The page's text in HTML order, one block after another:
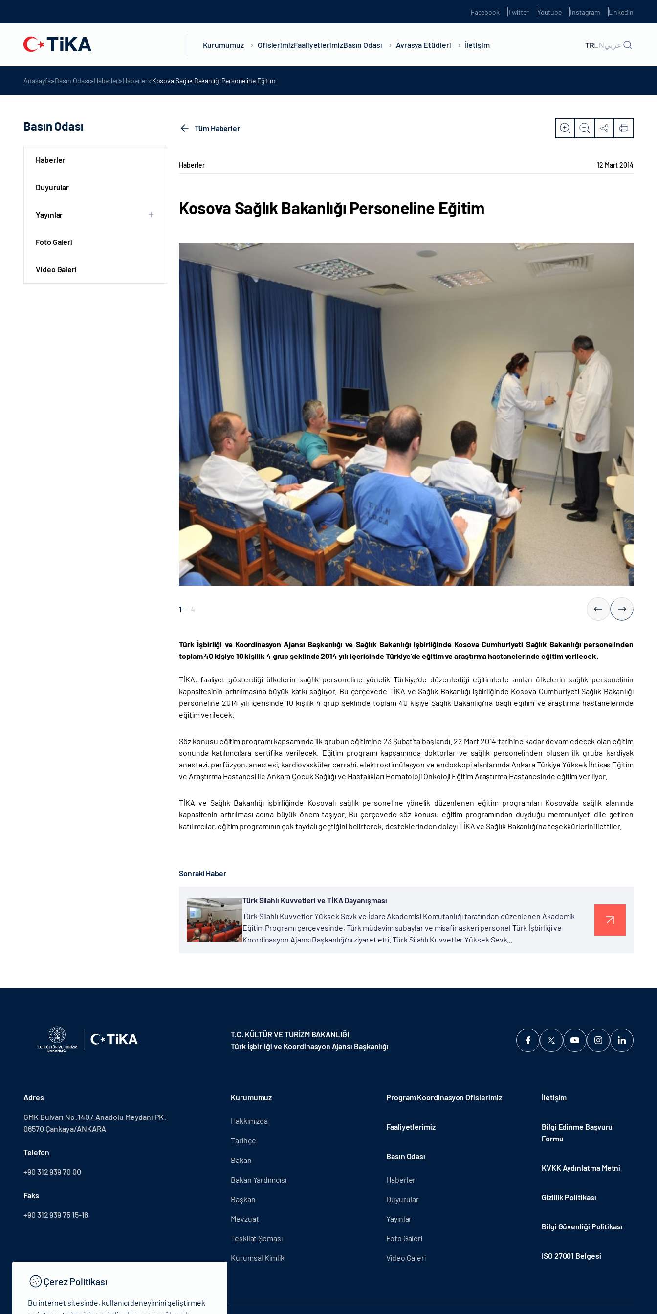
Facebook Twitter Youtube Instagram Linkedin
Kurumumuz OfislerimizFaaliyetlerimizBasın Odası Avrasya Etüdleri İletişim TRENعربي
Anasayfa»Basın Odası»Haberler»Haberler»Kosova Sağlık Bakanlığı Personeline Eğitim
Basın Odası
Haberler
Duyurular
Yayınlar
Foto Galeri
Video Galeri
Tüm Haberler
Haberler 12 Mart 2014
Kosova Sağlık Bakanlığı Personeline Eğitim
1 - 4
Türk İşbirliği ve Koordinasyon Ajansı Başkanlığı ve Sağlık Bakanlığı işbirliğinde Kosova Cumhuriyeti Sağlık Bakanlığı personelinden
toplam 40 kişiye 10 kişilik 4 grup şeklinde 2014 yılı içerisinde Türkiye’de eğitim ve araştırma hastanelerinde eğitim verilecek.
TİKA, faaliyet gösterdiği ülkelerin sağlık personeline yönelik Türkiye’de düzenlediği eğitimlerle anılan ülkelerin sağlık personelinin
kapasitesinin artırılmasına büyük katkı sağlıyor. Bu çerçevede TİKA ve Sağlık Bakanlığı işbirliğinde Kosova Cumhuriyeti Sağlık Bakanlığı
personeline 2014 yılı içerisinde 10 kişilik 4 grup şeklinde toplam 40 kişiye Sağlık Bakanlığı’na bağlı eğitim ve araştırma hastanelerinde
eğitim verilecek.
Söz konusu eğitim programı kapsamında ilk grubun eğitimine 23 Şubat’ta başlandı. 22 Mart 2014 tarihine kadar devam edecek olan eğitim
sonunda katılımcılara sertifika verilecek. Eğitim programı kapsamında doktorlar ve sağlık personelinden oluşan ilk gruba kardiyak
anestezi, perfüzyon, anestesi, kardiovasküler cerrahi, elektrostimülasyon ve endoskopi alanlarında Ankara Türkiye Yüksek İhtisas Eğitim
ve Araştırma Hastanesi ile Ankara Çocuk Sağlığı ve Hastalıkları Hematoloji Onkoloji Eğitim Araştırma Hastanesinde eğitim veriliyor.
TİKA ve Sağlık Bakanlığı işbirliğinde Kosovalı sağlık personeline yönelik düzenlenen eğitim programları Kosova’da sağlık alanında
kapasitenin artırılması adına büyük önem taşıyor. Bu çerçevede söz konusu eğitim programından duyduğu memnuniyeti dile getiren
katılımcılar, eğitim programının çok faydalı geçtiğini belirterek, desteklerinden dolayı TİKA ve Sağlık Bakanlığı’na teşekkürlerini ilettiler.
Sonraki Haber
Türk Silahlı Kuvvetleri ve TİKA Dayanışması
Türk Silahlı Kuvvetler Yüksek Sevk ve İdare Akademisi Komutanlığı tarafından düzenlenen Akademik
Eğitim Programı çerçevesinde, Türk müdavim subaylar ve misafir askeri personel Türk İşbirliği ve
Koordinasyon Ajansı Başkanlığı’nı ziyaret etti. Türk Silahlı Kuvvetler Yüksek Sevk...
T.C. KÜLTÜR VE TURİZM BAKANLIĞI
Türk İşbirliği ve Koordinasyon Ajansı Başkanlığı
Adres
GMK Bulvarı No:140 / Anadolu Meydanı PK:
06570 Çankaya/ANKARA
Telefon
+90 312 939 70 00
Faks
+90 312 939 75 15-16
Kurumumuz
Hakkımızda
Tarihçe
Bakan
Bakan Yardımcısı
Başkan
Mevzuat
Teşkilat Şeması
Kurumsal Kimlik
Program Koordinasyon Ofislerimiz
Faaliyetlerimiz
Basın Odası
Haberler
Duyurular
Yayınlar
Foto Galeri
Video Galeri
İletişim
Bilgi Edinme Başvuru
Formu
KVKK Aydınlatma Metni
Gizlilik Politikası
Bilgi Güvenliği Politikası
ISO 27001 Belgesi
Çerez Politikası
Bu internet sitesinde, kullanıcı deneyimini geliştirmek